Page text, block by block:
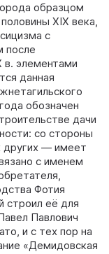
образцом
XIX века,
с
после
в. элементами
данная
обозначен
дачи
со стороны
других — имеет
с именем
Фотия
строил её для
Павлович
и с тех пор на
«Демидовская